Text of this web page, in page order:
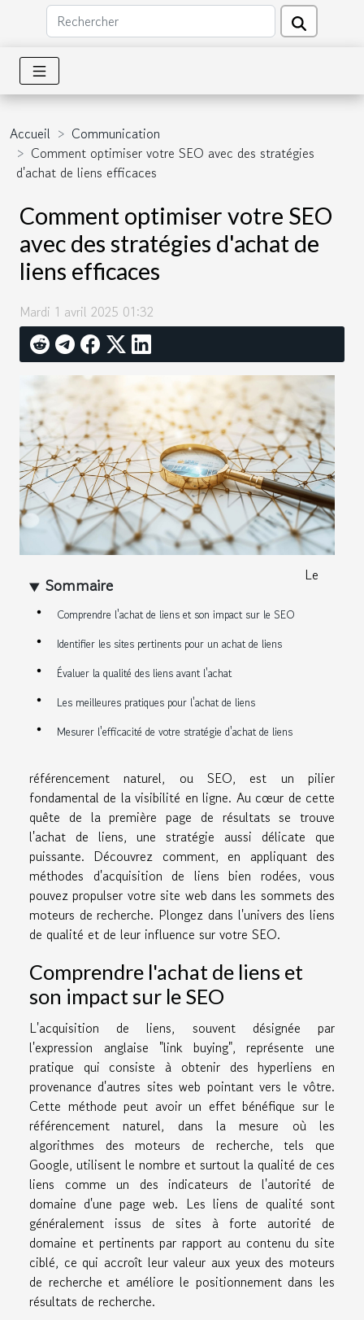
Accueil
Communication
Comment optimiser votre SEO avec des stratégies
d'achat de liens efficaces
Comment optimiser votre SEO
avec des stratégies d'achat de
liens efficaces
Mardi 1 avril 2025 01:32
Sommaire
Comprendre l'achat de liens et son impact sur le SEO
Identifier les sites pertinents pour un achat de liens
Évaluer la qualité des liens avant l'achat
Les meilleures pratiques pour l'achat de liens
Mesurer l'efficacité de votre stratégie d'achat de liens
Le
référencement naturel, ou SEO, est un pilier
fondamental de la visibilité en ligne. Au cœur de cette
quête de la première page de résultats se trouve
l'achat de liens, une stratégie aussi délicate que
puissante. Découvrez comment, en appliquant des
méthodes d'acquisition de liens bien rodées, vous
pouvez propulser votre site web dans les sommets des
moteurs de recherche. Plongez dans l'univers des liens
de qualité et de leur influence sur votre SEO.
Comprendre l'achat de liens et
son impact sur le SEO
L'acquisition de liens, souvent désignée par
l'expression anglaise "link buying", représente une
pratique qui consiste à obtenir des hyperliens en
provenance d'autres sites web pointant vers le vôtre.
Cette méthode peut avoir un effet bénéfique sur le
référencement naturel, dans la mesure où les
algorithmes des moteurs de recherche, tels que
Google, utilisent le nombre et surtout la qualité de ces
liens comme un des indicateurs de l'autorité de
domaine d'une page web. Les liens de qualité sont
généralement issus de sites à forte autorité de
domaine et pertinents par rapport au contenu du site
ciblé, ce qui accroît leur valeur aux yeux des moteurs
de recherche et améliore le positionnement dans les
résultats de recherche.